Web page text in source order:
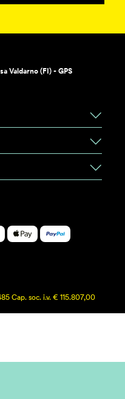
Valdarno (FI) - GPS
Cap. soc. i.v. € 115.807,00